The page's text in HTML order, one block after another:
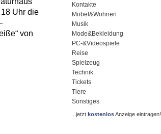
Uhr die
von
Kontakte
Möbel&Wohnen
Musik
Mode&Bekleidung
PC-&Videospiele
Reise
Spielzeug
Technik
Tickets
Tiere
Sonstiges
...jetzt kostenlosAnzeige eintragen!